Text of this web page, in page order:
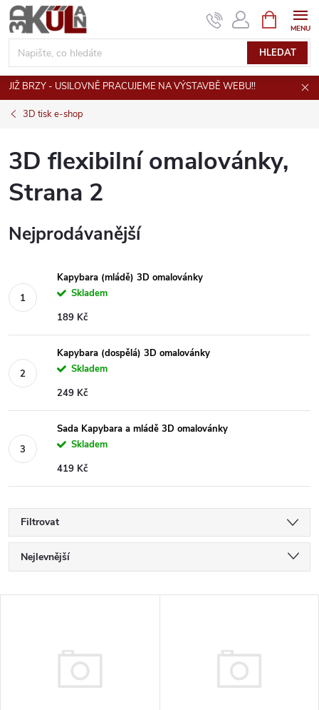
Přejít
na
obsah
HLEDAT
NÁKUPNÍ
KOŠÍK
JIŽ BRZY - USILOVNĚ PRACUJEME NA VÝSTAVBĚ WEBU!!
3D tisk e-shop
3D flexibilní omalovánky,
Strana 2
Nejprodávanější
Kapybara (mládě) 3D omalovánky
Skladem
189 Kč
Kapybara (dospělá) 3D omalovánky
Skladem
249 Kč
Sada Kapybara a mládě 3D omalovánky
Skladem
419 Kč
Filtrovat
Ř
a
Nejlevnější